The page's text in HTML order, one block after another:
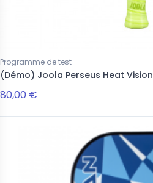
Programme de test
(Démo) Joola Perseus Heat Vision
80,00 €